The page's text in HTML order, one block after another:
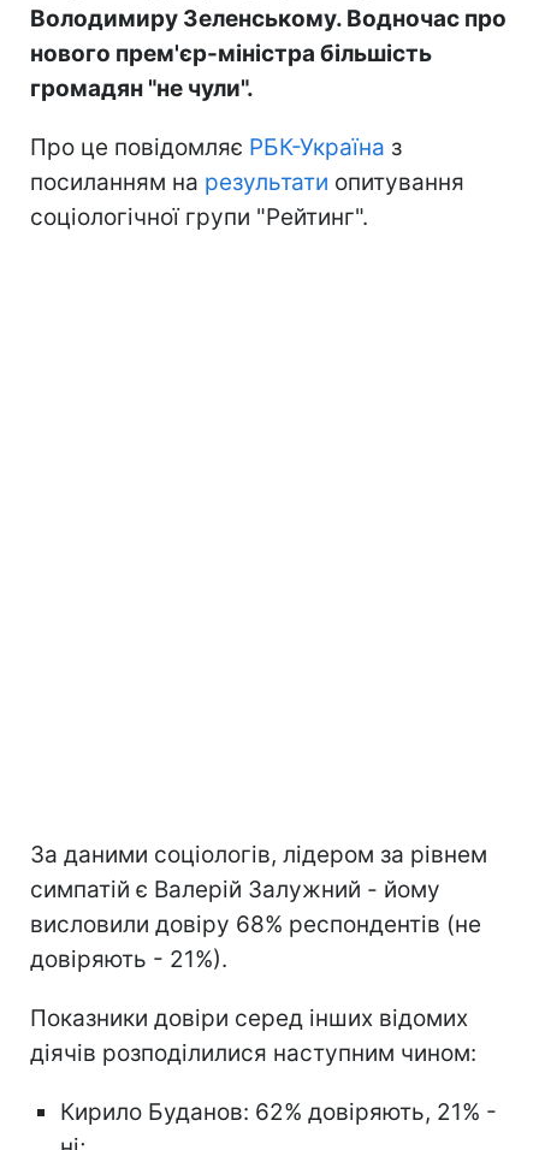
Володимиру Зеленському. Водночас про
нового прем'єр-міністра більшість
громадян "не чули".
Про це повідомляє РБК-Україна з
посиланням на результати опитування
соціологічної групи "Рейтинг".
За даними соціологів, лідером за рівнем
симпатій є Валерій Залужний - йому
висловили довіру 68% респондентів (не
довіряють - 21%).
Показники довіри серед інших відомих
діячів розподілилися наступним чином:
Кирило Буданов: 62% довіряють, 21% -